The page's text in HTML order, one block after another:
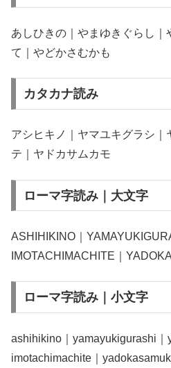
あしひきの｜やまゆきぐらし｜
て｜やどかさむかも
カタカナ読み
アシヒキノ｜ヤマユキグラシ
テ｜ヤドカサムカモ
ローマ字読み｜大文字
ASHIHIKINO｜
IMOTACHIMACHITE｜
ローマ字読み｜小文字
ashihikino｜yamayukigurashi｜
imotachimachite｜